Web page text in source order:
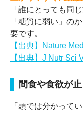
「誰にとっても同
「糖質に弱い」の
要です。
【出典】Nature
【出典】J Nutr Sci
間食や食欲が
「頭では分かって